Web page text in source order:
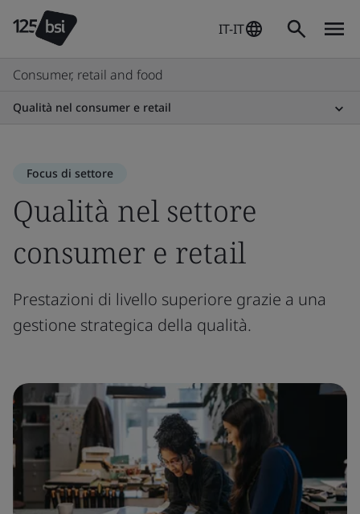
IT-IT
Consumer, retail and food
Qualità nel consumer e retail
Focus di settore
Qualità nel settore
consumer e retail
Prestazioni di livello superiore grazie a una
gestione strategica della qualità.